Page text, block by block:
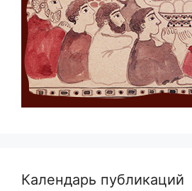
Календарь публикаций